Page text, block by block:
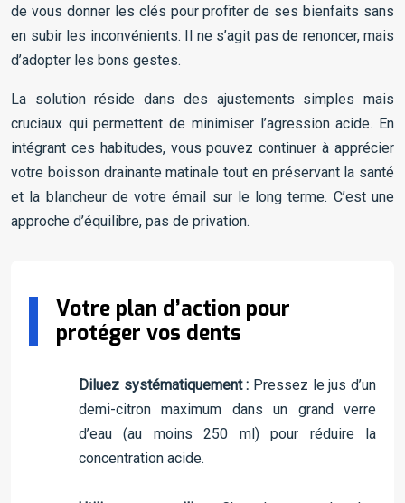
de vous donner les clés pour profiter de ses bienfaits sans
en subir les inconvénients. Il ne s’agit pas de renoncer, mais
d’adopter les bons gestes.
La solution réside dans des ajustements simples mais
cruciaux qui permettent de minimiser l’agression acide. En
intégrant ces habitudes, vous pouvez continuer à apprécier
votre boisson drainante matinale tout en préservant la santé
et la blancheur de votre émail sur le long terme. C’est une
approche d’équilibre, pas de privation.
Votre plan d’action pour
protéger vos dents
Diluez systématiquement : Pressez le jus d’un
demi-citron maximum dans un grand verre
d’eau (au moins 250 ml) pour réduire la
concentration acide.